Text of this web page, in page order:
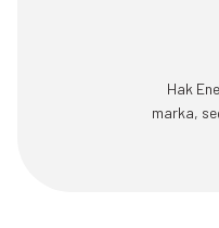
Hak
marka,